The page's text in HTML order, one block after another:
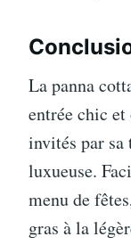
La panna
entrée chic
invités par sa
luxueuse.
menu de
gras à la